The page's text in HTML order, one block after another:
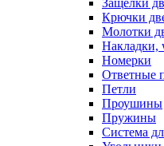
Защелки
Крючки
Молотки
Накладки,
Номерки
Ответные
Петли
Проушины
Пружины
Система